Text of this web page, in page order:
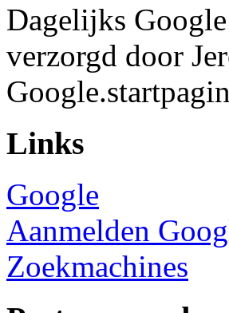
Dagelijks
verzorgd door
Links
Google
Aanmelden
Zoekmachines